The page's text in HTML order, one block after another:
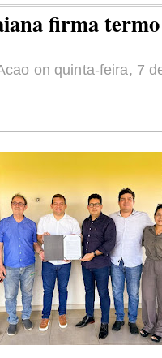
firma termo
on quinta-feira, 7